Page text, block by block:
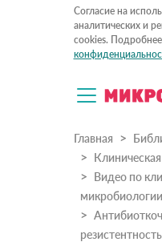
Согласие на
аналитических и
cookies.
Главная
Видео по
микробиологии
резистентность